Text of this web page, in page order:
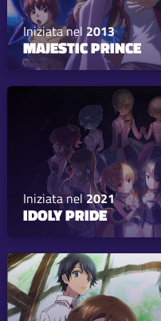
Iniziata nel 2013
MAJESTIC PRINCE
Iniziata nel2021
IDOLY PRIDE